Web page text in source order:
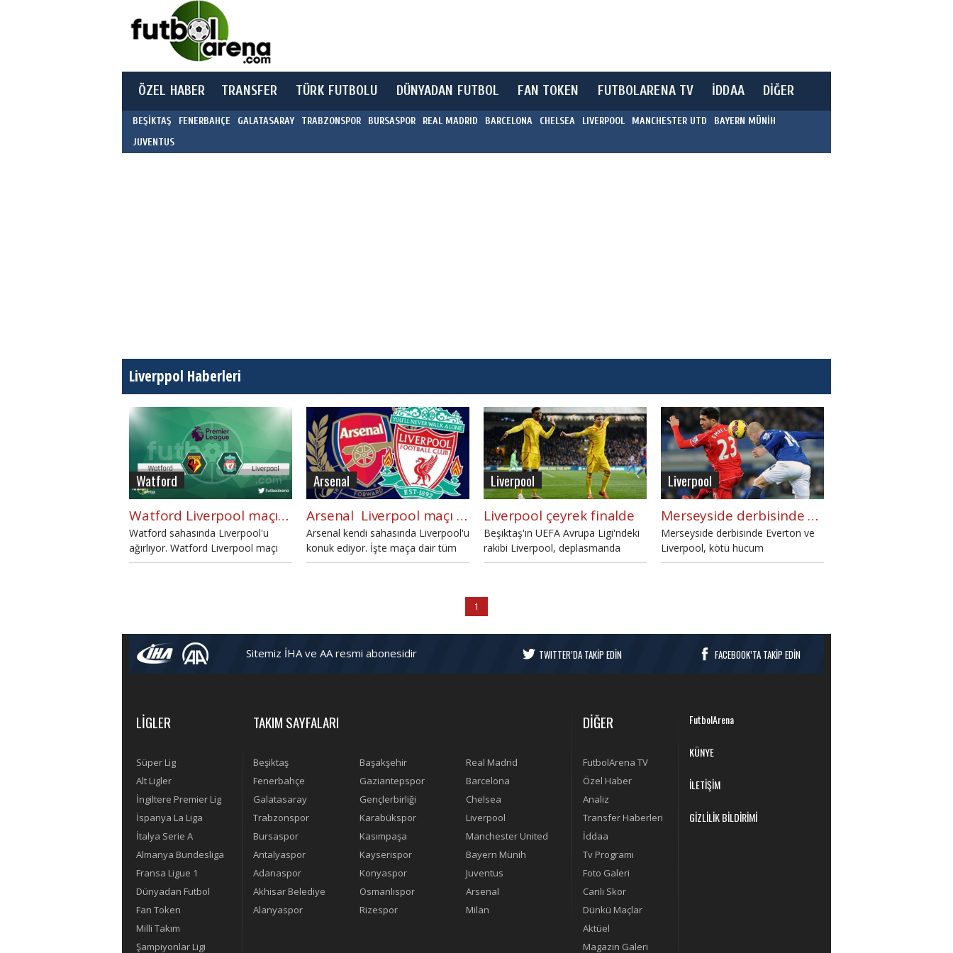
ÖZEL HABER TRANSFER TÜRK FUTBOLU DÜNYADAN FUTBOL FAN TOKEN FUTBOLARENA TV İDDAA DİĞER
BEŞİKTAŞ FENERBAHÇE GALATASARAY TRABZONSPOR BURSASPOR REAL MADRID BARCELONA CHELSEA LIVERPOOL MANCHESTER UTD
BAYERN MÜNİH
JUVENTUS
Liverppol Haberleri
Watford
Watford Liverpool maçı saat kaçta, hangi kanalda? (CANLI İZLE)
Watford sahasında Liverpool'u
ağırlıyor. Watford Liverpool maçı
saat kaçta, hangi kanalda? Bu maçı
Arsenal
Arsenal  Liverpool maçı öncesi tüm gelişmeler
Arsenal kendi sahasında Liverpool'u
konuk ediyor. İşte maça dair tüm
detaylar.
Liverpool
Liverpool çeyrek finalde
Beşiktaş'ın UEFA Avrupa Ligi'ndeki
rakibi Liverpool, deplasmanda
Crystal Palace'ı 2-1 yenerek çeyrek
Liverpool
Merseyside derbisinde gülen yok!
Merseyside derbisinde Everton ve
Liverpool, kötü hücum
performansları sergiledikleri
1
Sitemiz İHA ve AA resmi abonesidir TWITTER’DA TAKİP EDİN FACEBOOK’TA TAKİP EDİN
LİGLER
Süper Lig
Alt Ligler
İngiltere Premier Lig
İspanya La Liga
İtalya Serie A
Almanya Bundesliga
Fransa Ligue 1
Dünyadan Futbol
Fan Token
Milli Takım
Şampiyonlar Ligi
TAKIM SAYFALARI
Beşiktaş Başakşehir
Real Madrid
Fenerbahçe
Gaziantepspor
Barcelona
Galatasaray
Gençlerbirliği
Chelsea
Trabzonspor
Karabükspor
Liverpool
Bursaspor
Kasımpaşa
Manchester United
Antalyaspor
Kayserispor
Bayern Münih
Adanaspor
Konyaspor
Juventus
Akhisar Belediye
Osmanlıspor
Arsenal
Alanyaspor
Rizespor Milan
DİĞER
FutbolArena TV
Özel Haber
Analiz
Transfer Haberleri
İddaa
Tv Programı
Foto Galeri
Canlı Skor
Dünkü Maçlar
Aktüel
Magazin Galeri
FutbolArena
KÜNYE
İLETİŞİM
GİZLİLİK BİLDİRİMİ